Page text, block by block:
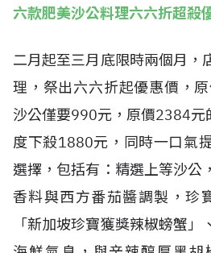
六款肥美沙公料理六六折超殺
二月起至三月底限時兩個月，
理，祭出六六折起優惠價，
沙公僅要990元，原價2384元
度下殺1880元，同時一口氣
選擇，包括有：精選上等沙公
香料與西方番茄醬調製，珍
「新加坡珍寶獲獎辣椒螃蟹